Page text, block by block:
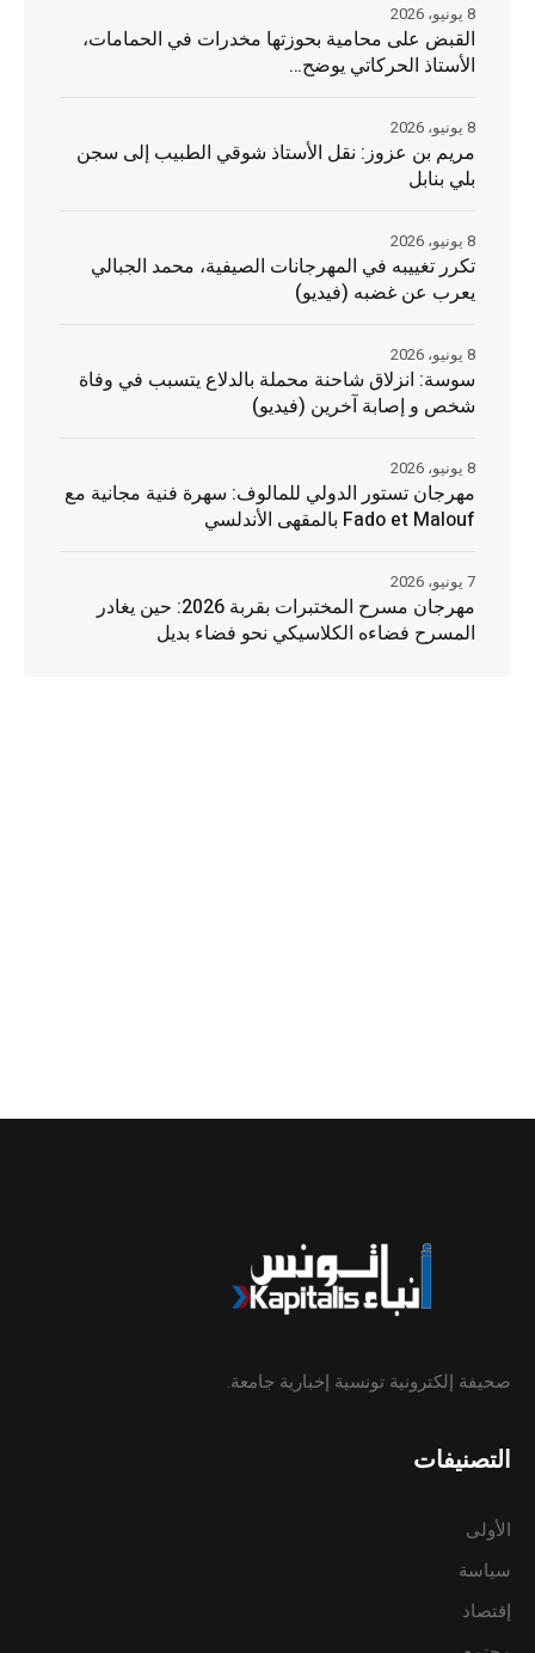
القبض على محامية بحوزتها مخدرات في الحمامات،
الأستاذ الحركاتي يوضح…
8 يونيو، 2026
مريم بن عزوز: نقل الأستاذ شوقي الطبيب إلى سجن
بلي بنابل
8 يونيو، 2026
تكرر تغييبه في المهرجانات الصيفية، محمد الجبالي
يعرب عن غضبه (فيديو)
8 يونيو، 2026
سوسة: انزلاق شاحنة محملة بالدلاع يتسبب في وفاة
شخص و إصابة آخرين (فيديو)
8 يونيو، 2026
مهرجان تستور الدولي للمالوف: سهرة فنية مجانية مع
Fado et Malouf بالمقهى الأندلسي
8 يونيو، 2026
مهرجان مسرح المختبرات بقربة 2026: حين يغادر
المسرح فضاءه الكلاسيكي نحو فضاء بديل
7 يونيو، 2026
صحيفة إلكترونية تونسية إخبارية جامعة.
التصنيفات
الأولى
سياسة
إقتصاد